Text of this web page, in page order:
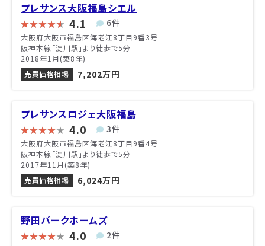
プレサンス大阪福島シエル
4.1 6件
大阪府大阪市福島区海老江8丁目9番3号
阪神本線「淀川駅」より徒歩で5分
2018年1月(築8年)
売買価格相場
7,202万円
プレサンスロジェ大阪福島
4.0 3件
大阪府大阪市福島区海老江8丁目9番4号
阪神本線「淀川駅」より徒歩で5分
2017年11月(築8年)
売買価格相場
6,024万円
野田パークホームズ
4.0 2件